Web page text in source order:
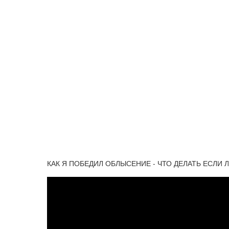
КАК Я ПОБЕДИЛ ОБЛЫСЕНИЕ - ЧТО ДЕЛАТЬ ЕСЛИ